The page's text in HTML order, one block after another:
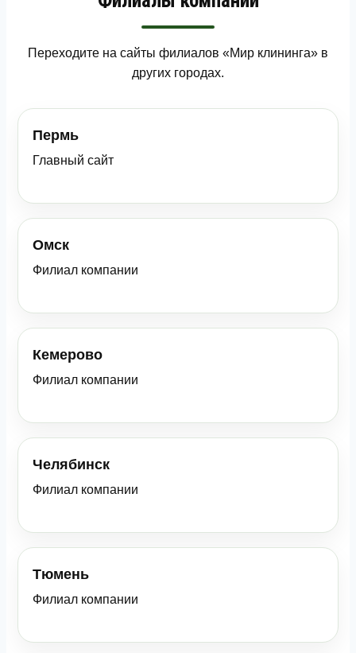
Переходите на сайты филиалов «Мир клининга» в
других городах.
Пермь
Главный сайт
Омск
Филиал компании
Кемерово
Филиал компании
Челябинск
Филиал компании
Тюмень
Филиал компании